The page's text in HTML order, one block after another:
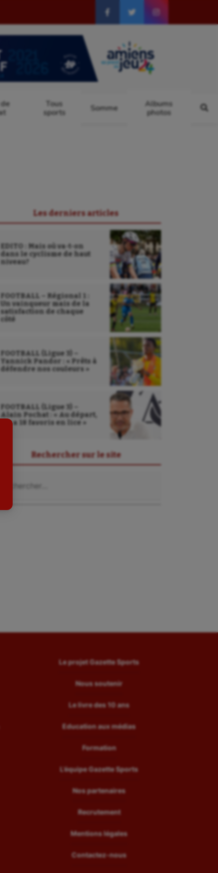
Tous
sports
Somme
Albums
photos
Sauvetage sportif
Sport handicap
Sport santé
Sport-santé
Les derniers articles
EDITO : Mais où va-t-on
dans le cyclisme de haut
niveau?
FOOTBALL – Régional 1 :
Un vainqueur mais de la
satisfaction de chaque
côté
FOOTBALL (Ligue 3) –
Yannick Pandor : « Prêts à
défendre nos couleurs »
FOOTBALL (Ligue 3) –
Alain Pochat : « Au départ,
il y a 18 favoris en lice »
Rechercher sur le site
Le projet Gazette Sports
Nous soutenir
Le livre des 10 ans
Education aux médias
Formation
L’équipe Gazette Sports
Nos partenaires
Recrutement
Mentions légales
Contactez-nous